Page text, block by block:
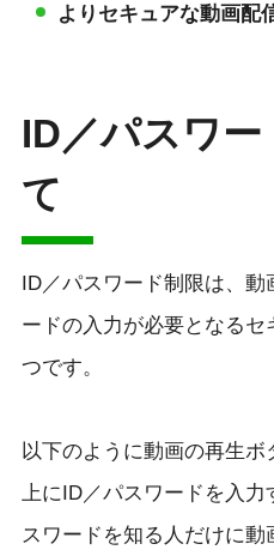
よりセキュアな動画配
ID／パスワー
て
ID／パスワード制限は、
ードの入力が必要となるセ
つです。
以下のように動画の再生
上にID／パスワードを入
スワードを知る人だけに